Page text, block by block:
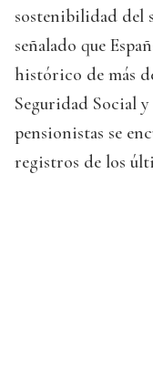
sostenibilidad del
señalado que
histórico de más
Seguridad Social
pensionistas se
registros de los